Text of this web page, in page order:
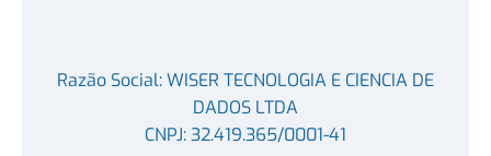
Razão Social: WISER TECNOLOGIA E CIENCIA DE
DADOS LTDA
CNPJ: 32.419.365/0001-41